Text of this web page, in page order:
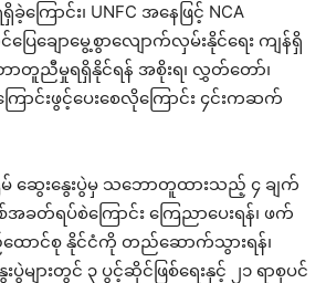
ောင်း၊ UNFC အနေဖြင့် NCA
ြေချောမွေ့စွာလျောက်လှမ်းနိုင်ရေး ကျန်ရှိ
တူညီမှုရရှိနိုင်ရန် အစိုးရ၊ လွှတ်တော်၊
ာင်းဖွင့်ပေးစေလိုကြောင်း ၄င်းကဆက်
မ် ဆွေးနွေးပွဲမှ သဘောတူထားသည့် ၄ ချက်
ခတ်ရပ်စဲကြောင်း ကြေညာပေးရန်၊ ဖက်
ောင်စု နိုင်ငံကို တည်ဆောက်သွားရန်၊
များတွင် ၃ ပွင့်ဆိုင်ဖြစ်ရေးနှင့် ၂၁ ရာစုပင်